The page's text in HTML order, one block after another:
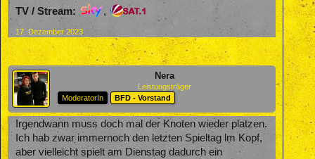
TV / Stream: ,
17. Dezember 2023
Nera
Leistungsträger
ModeratorIn
BFD - Vorstand
Irgendwann muss doch mal der Knoten wieder platzen.
Ich hab zwar immernoch den letzten Spieltag lm Kopf,
aber vielleicht spielt am Dienstag dadurch ein